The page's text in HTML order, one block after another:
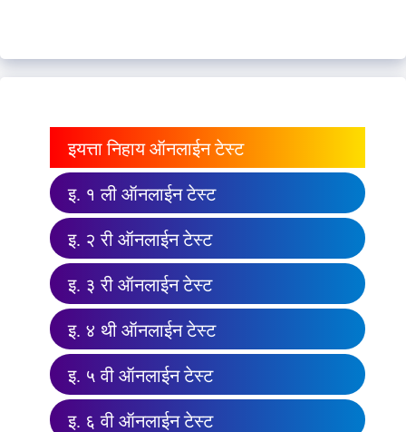
इयत्ता निहाय ऑनलाईन टेस्ट
इ. १ ली ऑनलाईन टेस्ट
इ. २ री ऑनलाईन टेस्ट
इ. ३ री ऑनलाईन टेस्ट
इ. ४ थी ऑनलाईन टेस्ट
इ. ५ वी ऑनलाईन टेस्ट
इ. ६ वी ऑनलाईन टेस्ट